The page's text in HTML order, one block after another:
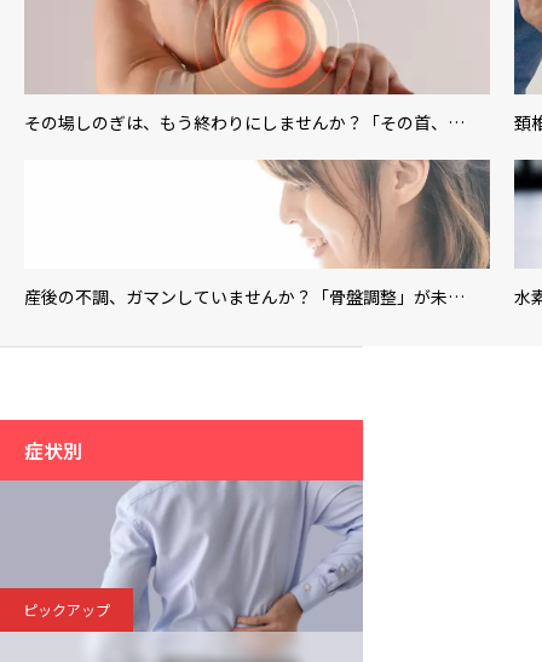
その場しのぎは、もう終わりにしませんか？「その首、… 頚
産後の不調、ガマンしていませんか？「骨盤調整」が未… 水
症状別
ピックアップ